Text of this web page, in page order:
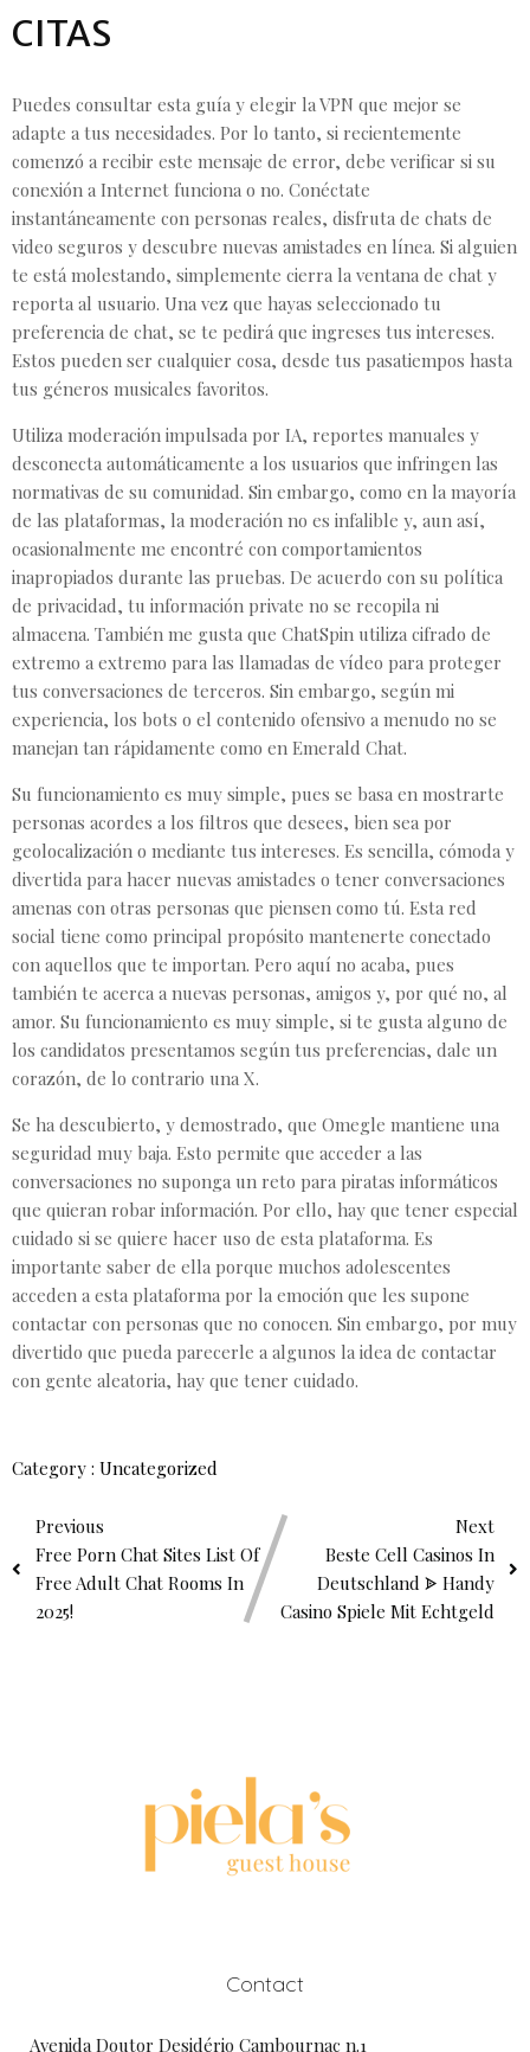
CITAS
Puedes consultar esta guía y elegir la VPN que mejor se
adapte a tus necesidades. Por lo tanto, si recientemente
comenzó a recibir este mensaje de error, debe verificar si su
conexión a Internet funciona o no. Conéctate
instantáneamente con personas reales, disfruta de chats de
video seguros y descubre nuevas amistades en línea. Si alguien
te está molestando, simplemente cierra la ventana de chat y
reporta al usuario. Una vez que hayas seleccionado tu
preferencia de chat, se te pedirá que ingreses tus intereses.
Estos pueden ser cualquier cosa, desde tus pasatiempos hasta
tus géneros musicales favoritos.
Utiliza moderación impulsada por IA, reportes manuales y
desconecta automáticamente a los usuarios que infringen las
normativas de su comunidad. Sin embargo, como en la mayoría
de las plataformas, la moderación no es infalible y, aun así,
ocasionalmente me encontré con comportamientos
inapropiados durante las pruebas. De acuerdo con su política
de privacidad, tu información private no se recopila ni
almacena. También me gusta que ChatSpin utiliza cifrado de
extremo a extremo para las llamadas de vídeo para proteger
tus conversaciones de terceros. Sin embargo, según mi
experiencia, los bots o el contenido ofensivo a menudo no se
manejan tan rápidamente como en Emerald Chat.
Su funcionamiento es muy simple, pues se basa en mostrarte
personas acordes a los filtros que desees, bien sea por
geolocalización o mediante tus intereses. Es sencilla, cómoda y
divertida para hacer nuevas amistades o tener conversaciones
amenas con otras personas que piensen como tú. Esta red
social tiene como principal propósito mantenerte conectado
con aquellos que te importan. Pero aquí no acaba, pues
también te acerca a nuevas personas, amigos y, por qué no, al
amor. Su funcionamiento es muy simple, si te gusta alguno de
los candidatos presentamos según tus preferencias, dale un
corazón, de lo contrario una X.
Se ha descubierto, y demostrado, que Omegle mantiene una
seguridad muy baja. Esto permite que acceder a las
conversaciones no suponga un reto para piratas informáticos
que quieran robar información. Por ello, hay que tener especial
cuidado si se quiere hacer uso de esta plataforma. Es
importante saber de ella porque muchos adolescentes
acceden a esta plataforma por la emoción que les supone
contactar con personas que no conocen. Sin embargo, por muy
divertido que pueda parecerle a algunos la idea de contactar
con gente aleatoria, hay que tener cuidado.
Category : Uncategorized
Previous
Free Porn Chat Sites List Of
Free Adult Chat Rooms In
2025!
Next
Beste Cell Casinos In
Deutschland ᗎ Handy
Casino Spiele Mit Echtgeld
Contact
Avenida Doutor Desidério Cambournac n.1